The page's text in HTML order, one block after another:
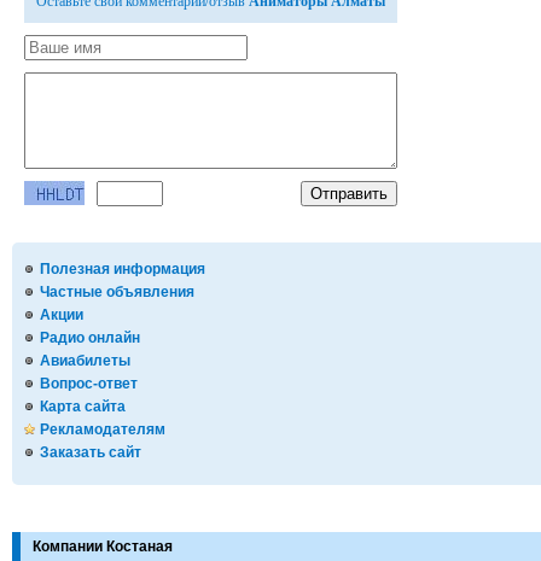
Полезная информация
Частные объявления
Акции
Радио онлайн
Авиабилеты
Вопрос-ответ
Карта сайта
Рекламодателям
Заказать сайт
Компании Костаная